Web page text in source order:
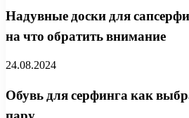
Надувные доски для
на что обратить внимание
24.08.2024
Обувь для серфинга как